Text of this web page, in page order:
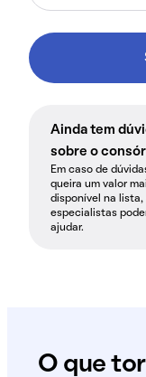
Ainda tem
sobre o
Em caso de
queira um valor
disponível na lista,
especialistas
ajudar.
O que